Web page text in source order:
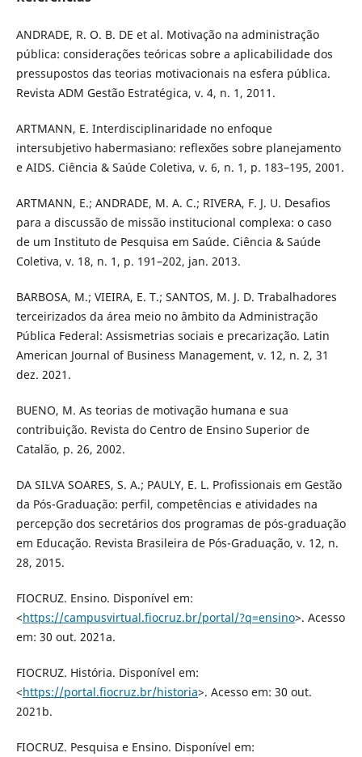
ANDRADE, R. O. B. DE et al. Motivação na administração
pública: considerações teóricas sobre a aplicabilidade dos
pressupostos das teorias motivacionais na esfera pública.
Revista ADM Gestão Estratégica, v. 4, n. 1, 2011.
ARTMANN, E. Interdisciplinaridade no enfoque
intersubjetivo habermasiano: reflexões sobre planejamento
e AIDS. Ciência & Saúde Coletiva, v. 6, n. 1, p. 183–195, 2001.
ARTMANN, E.; ANDRADE, M. A. C.; RIVERA, F. J. U. Desafios
para a discussão de missão institucional complexa: o caso
de um Instituto de Pesquisa em Saúde. Ciência & Saúde
Coletiva, v. 18, n. 1, p. 191–202, jan. 2013.
BARBOSA, M.; VIEIRA, E. T.; SANTOS, M. J. D. Trabalhadores
terceirizados da área meio no âmbito da Administração
Pública Federal: Assismetrias sociais e precarização. Latin
American Journal of Business Management, v. 12, n. 2, 31
dez. 2021.
BUENO, M. As teorias de motivação humana e sua
contribuição. Revista do Centro de Ensino Superior de
Catalão, p. 26, 2002.
DA SILVA SOARES, S. A.; PAULY, E. L. Profissionais em Gestão
da Pós-Graduação: perfil, competências e atividades na
percepção dos secretários dos programas de pós-graduação
em Educação. Revista Brasileira de Pós-Graduação, v. 12, n.
28, 2015.
FIOCRUZ. Ensino. Disponível em:
<https://campusvirtual.fiocruz.br/portal/?q=ensino>. Acesso
em: 30 out. 2021a.
FIOCRUZ. História. Disponível em:
<https://portal.fiocruz.br/historia>. Acesso em: 30 out.
2021b.
FIOCRUZ. Pesquisa e Ensino. Disponível em: